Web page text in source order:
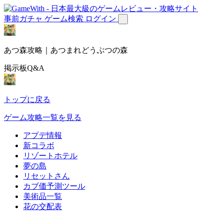
事前ガチャ ゲーム検索 ログイン
あつ森攻略｜あつまれどうぶつの森
掲示板Q&A
トップに戻る
ゲーム攻略一覧を見る
アプデ情報
新コラボ
リゾートホテル
夢の島
リセットさん
カブ価予測ツール
美術品一覧
花の交配表